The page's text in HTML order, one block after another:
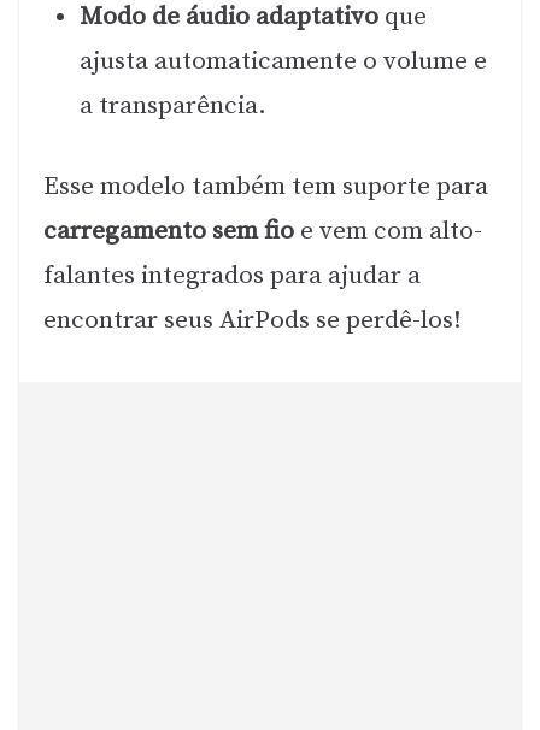
Modo de áudio adaptativo que
ajusta automaticamente o volume e
a transparência.
Esse modelo também tem suporte para
carregamento sem fio e vem com alto-
falantes integrados para ajudar a
encontrar seus AirPods se perdê-los!